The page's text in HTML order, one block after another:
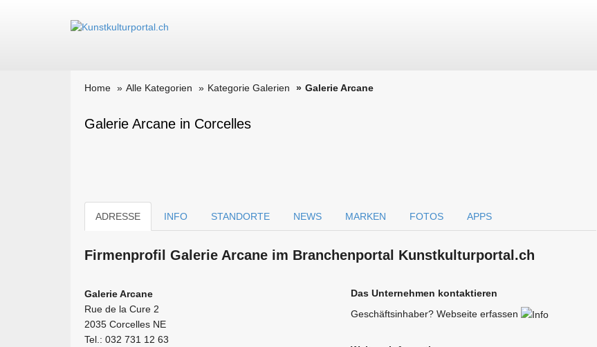
Home Alle Kategorien Kategorie Galerien Galerie Arcane
Galerie Arcane in Corcelles
ADRESSE INFO STANDORTE NEWS MARKEN FOTOS APPS
Firmen­profil Galerie Arcane im Branchen­portal Kunstkulturportal.ch
Galerie Arcane
Rue de la Cure 2
2035 Corcelles NE
Tel.: 032 731 12 63
Das Unternehmen kontaktieren
Geschäftsinhaber? Webseite erfassen